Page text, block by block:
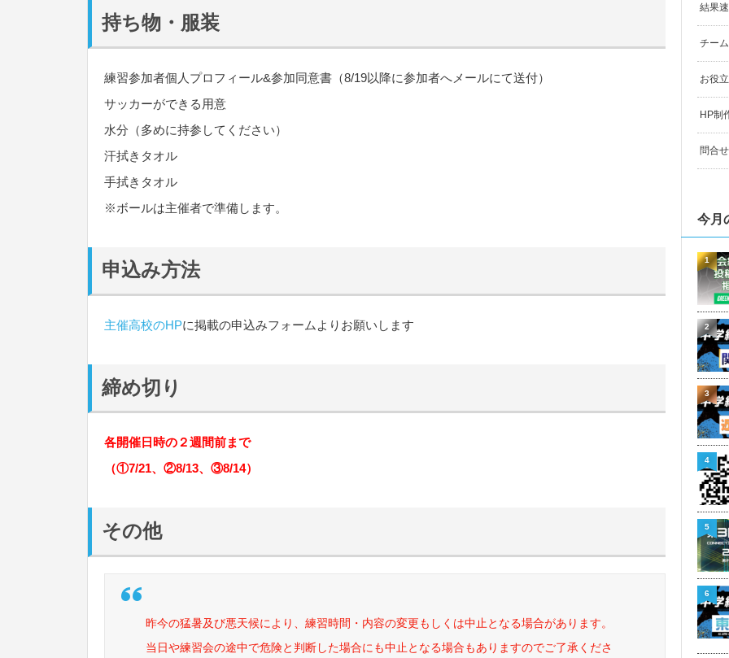
持ち物・服装
練習参加者個人プロフィール&参加同意書（8/19以降に参加者へメールにて送付）
サッカーができる用意
水分（多めに持参してください）
汗拭きタオル
手拭きタオル
※ボールは主催者で準備します。
申込み方法
主催高校のHPに掲載の申込みフォームよりお願いします
締め切り
各開催日時の２週間前まで
（①7/21、②8/13、③8/14）
その他
昨今の猛暑及び悪天候により、練習時間・内容の変更もしくは中止となる場合があります。
当日や練習会の途中で危険と判断した場合にも中止となる場合もありますのでご了承くださ
結果
チー
お役
HP制
問合せ
今月
1
2
3
4
5
6